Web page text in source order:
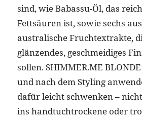
sind, wie Babassu-Öl, das
Fettsäuren ist, sowie sechs
australische Fruchtextrakte,
glänzendes, geschmeidiges
sollen. SHIMMER.ME
und nach dem Styling
dafür leicht schwenken –
ins handtuchtrockene oder